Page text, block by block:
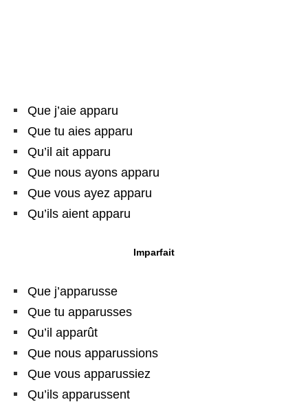
Que j’aie apparu
Que tu aies apparu
Qu’il ait apparu
Que nous ayons apparu
Que vous ayez apparu
Qu’ils aient apparu
Imparfait
Que j’apparusse
Que tu apparusses
Qu’il apparût
Que nous apparussions
Que vous apparussiez
Qu’ils apparussent